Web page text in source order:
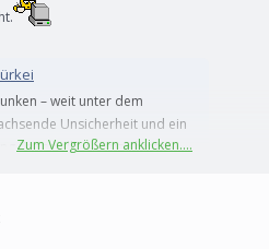
– weit unter dem
Unsicherheit und ein
finanzielle Anreize bietet,
– weit unter dem
Zum Vergrößern anklicken....